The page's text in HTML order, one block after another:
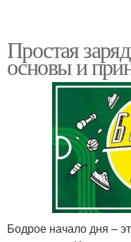
Простая
основы и
Бодрое начало дня –